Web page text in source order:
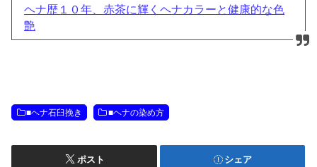
ヘナ歴１０年、赤茶に輝くヘナカラーと健康的な色
艶
■ヘナ石臼挽き ■ヘナの染め方
ポスト シェア